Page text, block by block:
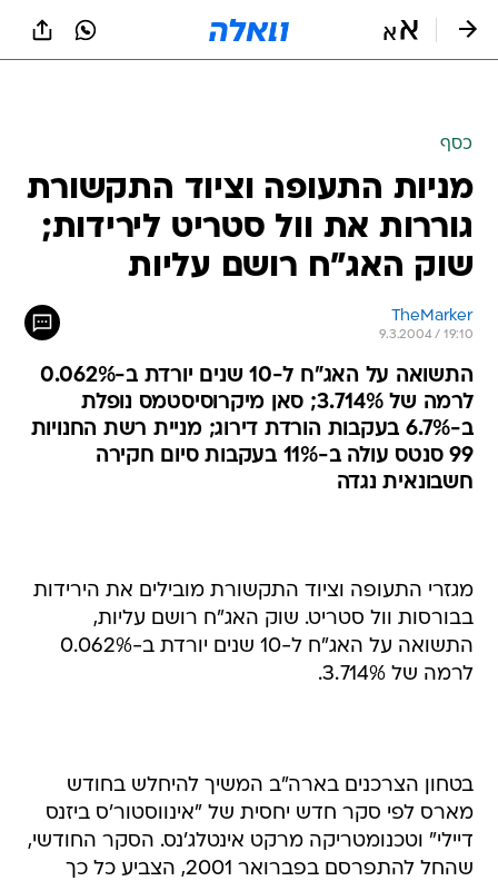
כסף
מניות התעופה וציוד התקשורת
גוררות את וול סטריט לירידות;
שוק האג"ח רושם עליות
TheMarker
9.3.2004 / 19:10
התשואה על האג"ח ל-10 שנים יורדת ב-0.062%
לרמה של 3.714%; סאן מיקרוסיסטמס נופלת
ב-6.7% בעקבות הורדת דירוג; מניית רשת החנויות
99 סנטס עולה ב-11% בעקבות סיום חקירה
חשבונאית נגדה
מגזרי התעופה וציוד התקשורת מובילים את הירידות
בבורסות וול סטריט. שוק האג"ח רושם עליות,
התשואה על האג"ח ל-10 שנים יורדת ב-0.062%
לרמה של 3.714%.
בטחון הצרכנים בארה"ב המשיך להיחלש בחודש
מארס לפי סקר חדש יחסית של "אינווסטור'ס ביזנס
דיילי" וטכנומטריקה מרקט אינטלג'נס. הסקר החודשי,
שהחל להתפרסם בפברואר 2001, הצביע כל כך